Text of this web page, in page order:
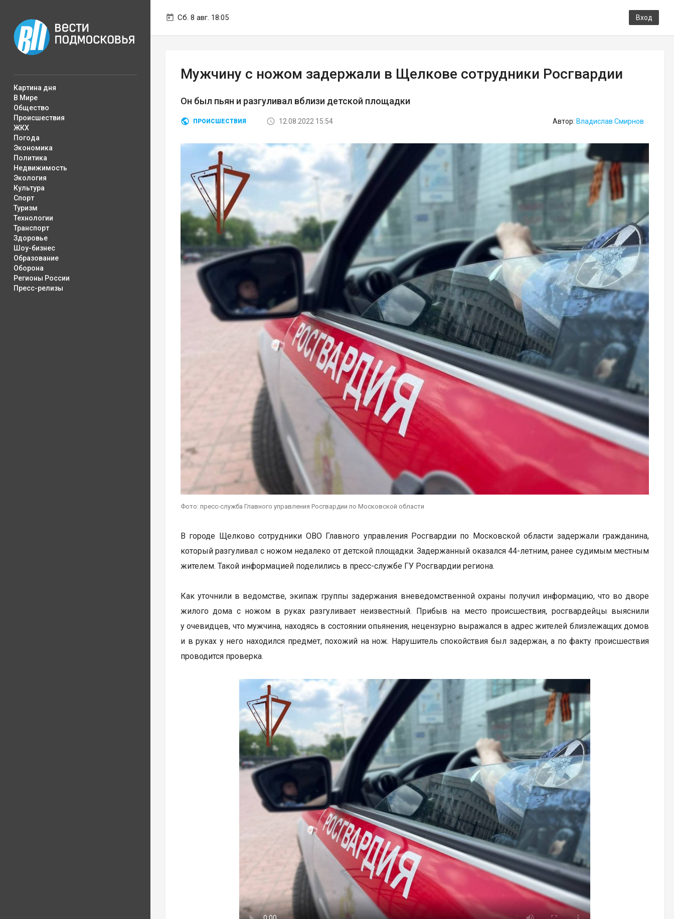
Сб. 8 авг. 18:05 Вход
Картина дня
В Мире
Общество
Происшествия
ЖКХ
Погода
Экономика
Политика
Недвижимость
Экология
Культура
Спорт
Туризм
Технологии
Транспорт
Здоровье
Шоу-бизнес
Образование
Оборона
Регионы России
Пресс-релизы
Мужчину с ножом задержали в Щелкове сотрудники Росгвардии
Он был пьян и разгуливал вблизи детской площадки
ПРОИСШЕСТВИЯ 12.08.2022 15:54 Автор: Владислав Смирнов
Фото: пресс-служба Главного управления Росгвардии по Московской области
В городе Щелково сотрудники ОВО Главного управления Росгвардии по Московской области задержали гражданина,
который разгуливал с ножом недалеко от детской площадки. Задержанный оказался 44-летним, ранее судимым местным
жителем. Такой информацией поделились в пресс-службе ГУ Росгвардии региона.
Как уточнили в ведомстве, экипаж группы задержания вневедомственной охраны получил информацию, что во дворе
жилого дома с ножом в руках разгуливает неизвестный. Прибыв на место происшествия, росгвардейцы выяснили
у очевидцев, что мужчина, находясь в состоянии опьянения, нецензурно выражался в адрес жителей близлежащих домов
и в руках у него находился предмет, похожий на нож. Нарушитель спокойствия был задержан, а по факту происшествия
проводится проверка.